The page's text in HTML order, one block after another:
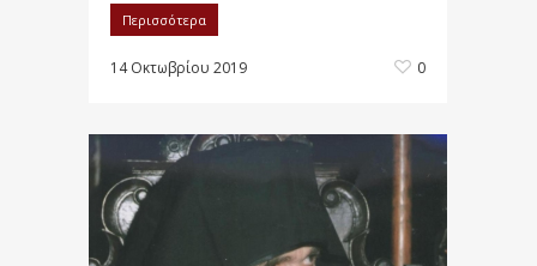
Περισσότερα
14 Οκτωβρίου 2019 0